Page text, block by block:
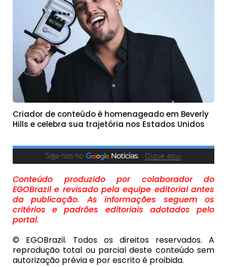
Criador de conteúdo é homenageado em Beverly
Hills e celebra sua trajetória nos Estados Unidos
Conteúdo produzido por colaborador do
EGOBrazil e revisado pela equipe editorial antes
da publicação. As informações seguem os
critérios e padrões editoriais adotados pelo
portal.
© EGOBrazil. Todos os direitos reservados. A
reprodução total ou parcial deste conteúdo sem
autorização prévia e por escrito é proibida.